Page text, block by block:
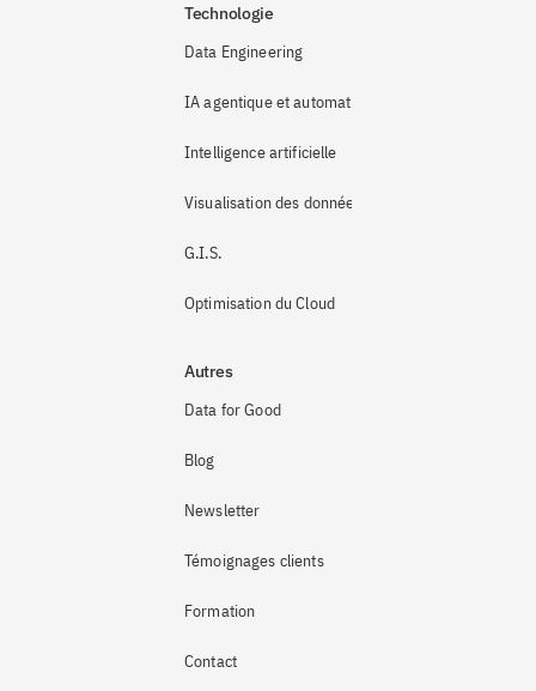
Technologie
Data Engineering
IA agentique et automatisation
Intelligence artificielle
Visualisation des données
G.I.S.
Optimisation du Cloud
Autres
Data for Good
Blog
Newsletter
Témoignages clients
Formation
Contact